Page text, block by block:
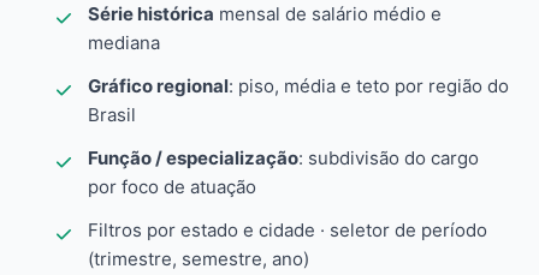
Série histórica mensal de salário médio e
mediana
Gráfico regional: piso, média e teto por região do
Brasil
Função / especialização: subdivisão do cargo
por foco de atuação
Filtros por estado e cidade · seletor de período
(trimestre, semestre, ano)